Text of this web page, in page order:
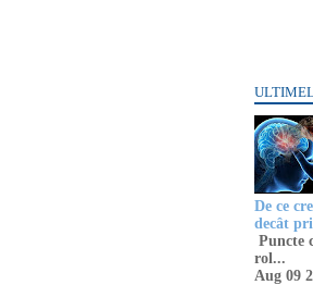
De ce
decât
Puncte
rol...
Aug 09